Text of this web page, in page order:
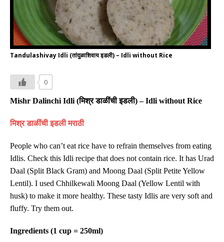
Tandulashivay Idli (तांदुळाशिवाय इडली) – Idli without Rice
0
Mishr Dalinchi Idli (मिश्र डाळींची इडली)–Idli without Rice
मिश्र डाळींची इडली मराठी
People who can’t eat rice have to refrain themselves from eating
Idlis. Check this Idli recipe that does not contain rice. It has Urad
Daal (Split Black Gram) and Moong Daal (Split Petite Yellow
Lentil). I used Chhilkewali Moong Daal (Yellow Lentil with
husk) to make it more healthy. These tasty Idlis are very soft and
fluffy. Try them out.
Ingredients (1 cup = 250ml)